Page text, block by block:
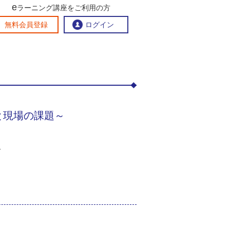
民連携講座
流ひろば
方創生に役立つコンテンツ集
eラーニング講座をご利用の方
無料会員登録 ログイン
の地域づくり～新たな在留資格と現場の課題～
場の課題～